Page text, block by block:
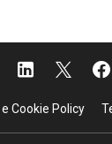
Cookie Policy